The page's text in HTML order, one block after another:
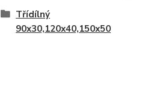
Třídílný
90x30,120x40,150x50